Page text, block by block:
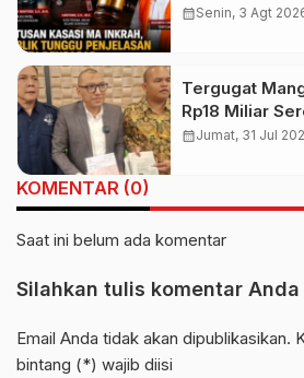
Budiman Tiang
calendar_monthSenin, 3 Agt
Tergugat
Rp18 Miliar
calendar_monthJumat, 31 Jul
KOMENTAR (0)
Saat ini belum ada komentar
Silahkan tulis komentar Anda
Email Anda tidak akan dipublikasikan.
bintang (*) wajib diisi